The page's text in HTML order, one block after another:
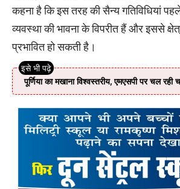
कहना है कि इस तरह की सैन्य गतिविधियां
व्यवस्था की भावना के विपरीत हैं और इससे
प्रभावित हो सकती है।
पूर्णिया का मखाना विश्वस्तरीय, एमएसपी पर चल रही